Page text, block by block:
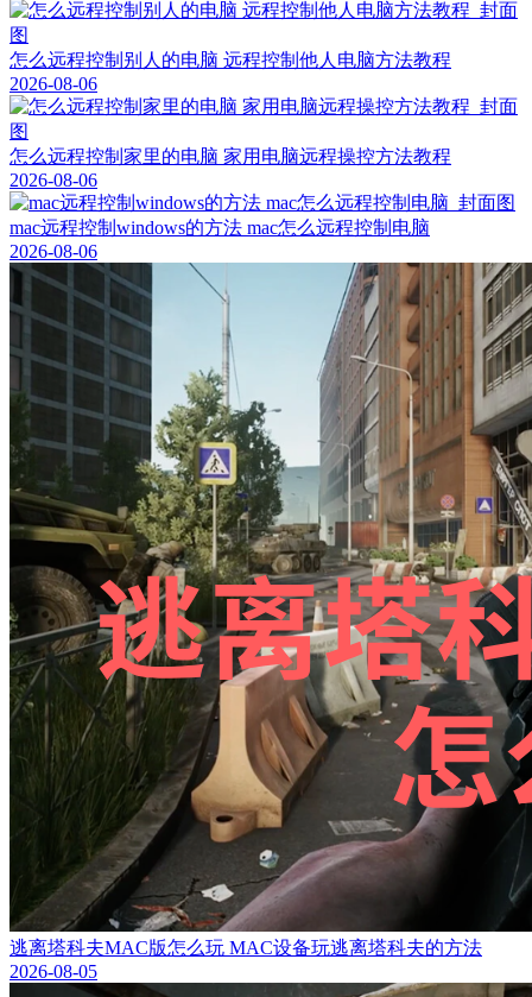
怎么远程控制别人的电脑 远程控制他人电脑方法教程
2026-08-06
怎么远程控制家里的电脑 家用电脑远程操控方法教程
2026-08-06
mac远程控制windows的方法 mac怎么远程控制电脑
2026-08-06
逃离塔科夫MAC版怎么玩 MAC设备玩逃离塔科夫的方法
2026-08-05